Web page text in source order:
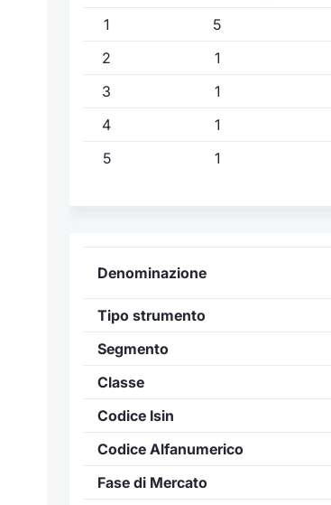
1 5
2
1
3
1
4
1
5
1
Denominazione
Tipo strumento
Segmento
Classe
Codice Isin
Codice Alfanumerico
Fase di Mercato